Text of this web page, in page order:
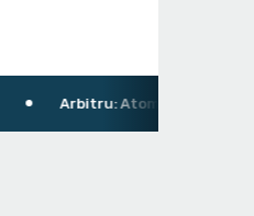
Arbitru: Atomulese Ștefan